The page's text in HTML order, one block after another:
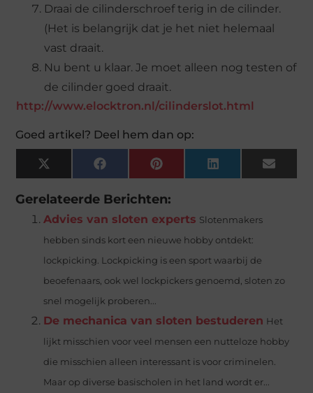
Draai de cilinderschroef terig in de cilinder.
(Het is belangrijk dat je het niet helemaal
vast draait.
Nu bent u klaar. Je moet alleen nog testen of
de cilinder goed draait.
http://www.elocktron.nl/cilinderslot.html
Goed artikel? Deel hem dan op:
X
(Twitter)
Facebook Pinterest LinkedIn Email
Gerelateerde Berichten:
Advies van sloten experts Slotenmakers
hebben sinds kort een nieuwe hobby ontdekt:
lockpicking. Lockpicking is een sport waarbij de
beoefenaars, ook wel lockpickers genoemd, sloten zo
snel mogelijk proberen...
De mechanica van sloten bestuderen Het
lijkt misschien voor veel mensen een nutteloze hobby
die misschien alleen interessant is voor criminelen.
Maar op diverse basischolen in het land wordt er...